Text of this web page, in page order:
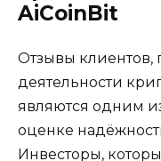
AiCoinBit
Отзывы клиентов,
деятельности
являются одним
оценке
Инвесторы,